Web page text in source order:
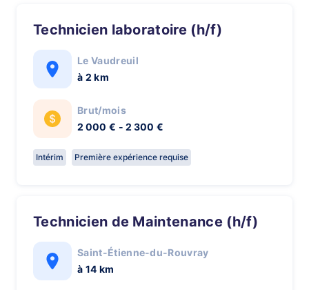
Technicien laboratoire (h/f)
Le Vaudreuil
à 2 km
Brut/mois
2 000 € - 2 300 €
Intérim Première expérience requise
Technicien de Maintenance (h/f)
Saint-Étienne-du-Rouvray
à 14 km